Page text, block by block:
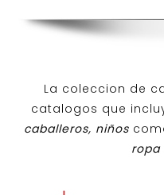
La coleccion de
catalogos que
caballeros, niños
ropa